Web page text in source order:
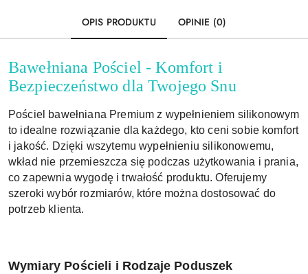
OPIS PRODUKTU OPINIE (0)
Bawełniana Pościel - Komfort i
Bezpieczeństwo dla Twojego Snu
Pościel bawełniana Premium z wypełnieniem silikonowym
to idealne rozwiązanie dla każdego, kto ceni sobie komfort
i jakość. Dzięki wszytemu wypełnieniu silikonowemu,
wkład nie przemieszcza się podczas użytkowania i prania,
co zapewnia wygodę i trwałość produktu. Oferujemy
szeroki wybór rozmiarów, które można dostosować do
potrzeb klienta.
Wymiary Pościeli i Rodzaje Poduszek